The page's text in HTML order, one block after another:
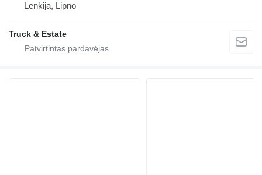
Lenkija, Lipno
Truck & Estate